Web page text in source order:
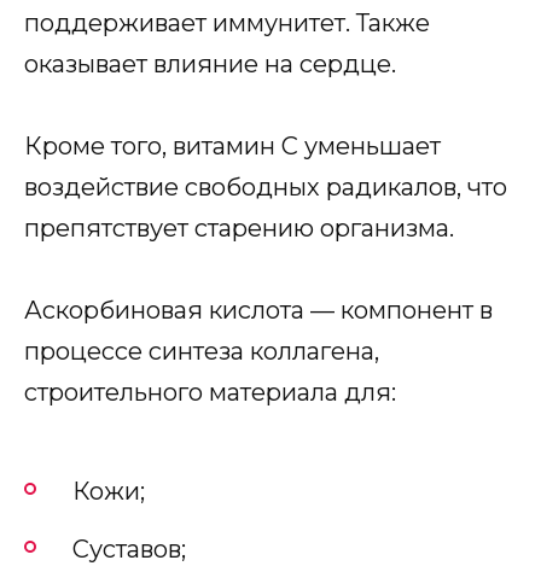
поддерживает иммунитет. Также
оказывает влияние на сердце.
Кроме того, витамин С уменьшает
воздействие свободных радикалов, что
препятствует старению организма.
Аскорбиновая кислота — компонент в
процессе синтеза коллагена,
строительного материала для:
Кожи;
Суставов;